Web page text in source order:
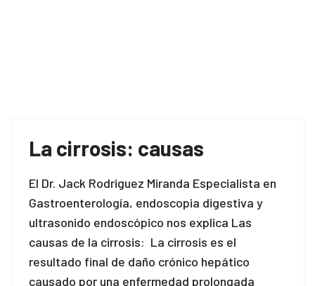
La cirrosis: causas
El Dr. Jack Rodriguez Miranda Especialista en
Gastroenterología, endoscopia digestiva y
ultrasonido endoscópico nos explica Las
causas de la cirrosis: La cirrosis es el
resultado final de daño crónico hepático
causado por una enfermedad prolongada